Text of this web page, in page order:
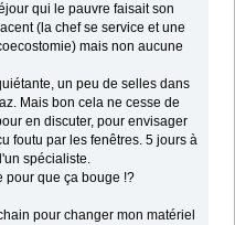
qui le pauvre faisait son
(la chef se service et une
mais non aucune
un peu de selles dans
Mais bon cela ne cesse de
en discuter, pour envisager
foutu par les fenêtres. 5 jours à
spécialiste.
pour que ça bouge !?
pour changer mon matériel